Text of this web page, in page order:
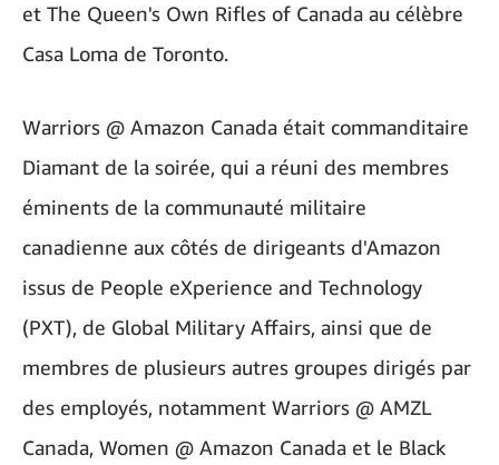
et The Queen's Own Rifles of Canada au célèbre
Casa Loma de Toronto.
Warriors @ Amazon Canada était commanditaire
Diamant de la soirée, qui a réuni des membres
éminents de la communauté militaire
canadienne aux côtés de dirigeants d'Amazon
issus de People eXperience and Technology
(PXT), de Global Military Affairs, ainsi que de
membres de plusieurs autres groupes dirigés par
des employés, notamment Warriors @ AMZL
Canada, Women @ Amazon Canada et le Black